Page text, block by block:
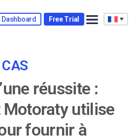
Dashboard Free Trial
réussite :
Motoraty utilise
fournir à